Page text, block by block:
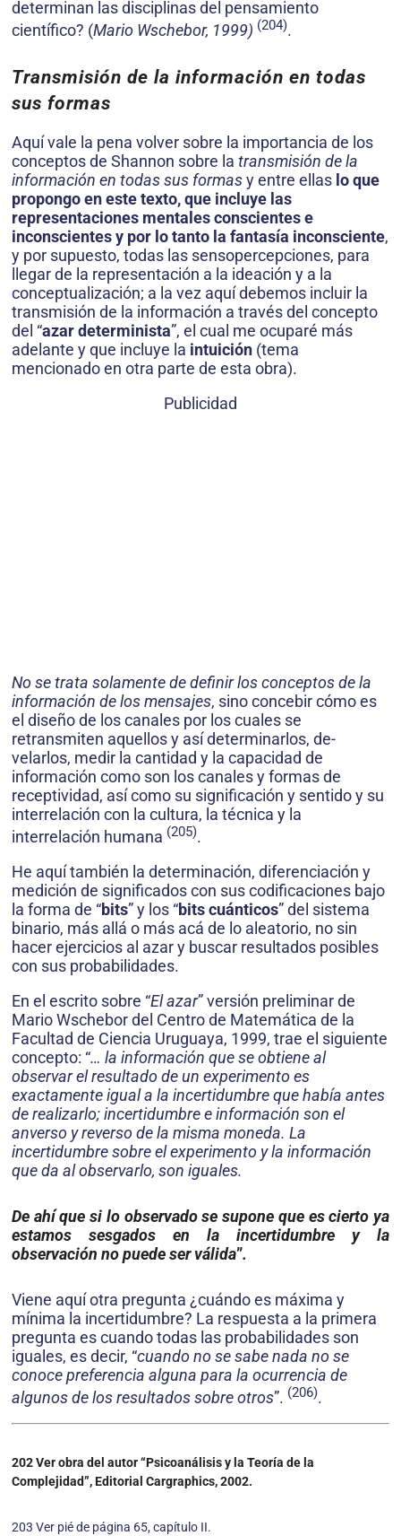
determinan las disciplinas del pensamiento
científico? (Mario Wschebor, 1999) (204).
Trans­misión de la información en todas
sus formas
Aquí vale la pena volver sobre la importancia de los
conceptos de Shannon sobre la trans­misión de la
información en todas sus formasy entre ellas lo que
propongo en este texto, que incluye las
representaciones mentales conscientes e
inconscientes y por lo tanto la fantasía inconsciente,
y por supuesto, todas las sensopercepciones, para
llegar de la repre­sentación a la ideación y a la
conceptualización; a la vez aquí debemos incluir la
transmisión de la información a través del concepto
del “azar determinista”, el cual me ocuparé más
adelante y que incluye la intuición (tema
mencionado en otra parte de esta obra).
Publicidad
No se trata solamente de definir los conceptos de la
información de los mensajes, sino concebir cómo es
el diseño de los canales por los cuales se
retransmiten aquellos y así determinarlos, de­
velarlos, medir la cantidad y la capacidad de
información como son los canales y formas de
receptividad, así como su significación y sentido y su
interrelación con la cultura, la técnica y la
interrelación humana (205).
He aquí también la determinación, diferenciación y
medición de significados con sus codificaciones bajo
la forma de “bits” y los “bits cuánticos” del sistema
binario, más allá o más acá de lo aleatorio, no sin
hacer ejercicios al azar y buscar resultados posibles
con sus probabilidades.
En el escrito sobre “El azar” versión preliminar de
Mario Wschebor del Centro de Matemática de la
Facultad de Ciencia Uruguaya, 1999, trae el siguiente
concepto: “… la información que se obtiene al
observar el resultado de un experimento es
exactamente igual a la incertidumbre que había antes
de realizarlo; incerti­dumbre e información son el
anverso y reverso de la misma moneda. La
incertidumbre sobre el experimento y la información
que da al observarlo, son iguales.
De ahí que si lo obser­vado se supone que es cierto ya
estamos sesgados en la incertidumbre y la
observación no puede ser válida”.
Viene aquí otra pregunta ¿cuándo es máxima y
mínima la incertidumbre? La respuesta a la primera
pregunta es cuando todas las probabilidades son
iguales, es decir, “cuando no se sabe nada no se
conoce preferencia alguna para la ocurrencia de
algunos de los resultados sobre otros”. (206).
202 Ver obra del autor “Psicoanálisis y la Teoría de la
Complejidad”, Editorial Cargraphics, 2002.
203 Ver pié de página 65, capítulo II.